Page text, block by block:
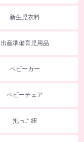
新生児衣料
出産準備育児用品
ベビーカー
ベビーチェア
抱っこ紐